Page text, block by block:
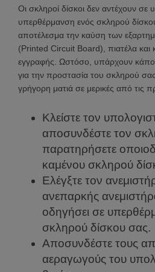
Οι σκληροί δίσκοι δεν αντέχουν σε
υπερθέρμανση ενός σκληρού
αποτέλεσμα την καύση των
(Printed Circuit Board), πιατέλα
εγγραφής. Ωστόσο, υπάρχουν
για την προστασία του σκληρού
γρήγορη ματιά σε μερικές από τις
Κλείστε τον
αποσυνδέστε τον
παρατηρήσετε
καμένου σκληρού
Ελέγξτε τον
ανεπαρκής
οδηγήσει σε
σκληρού δίσκου σας.
Αποσυνδέστε τους
αεραγωγούς του